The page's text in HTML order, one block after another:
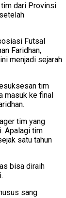
dari Provinsi
Futsal
Faridhan,
menjadi sejarah
tim
masuk ke final
tim yang
Apalagi tim
satu tahun
bisa diraih
sang